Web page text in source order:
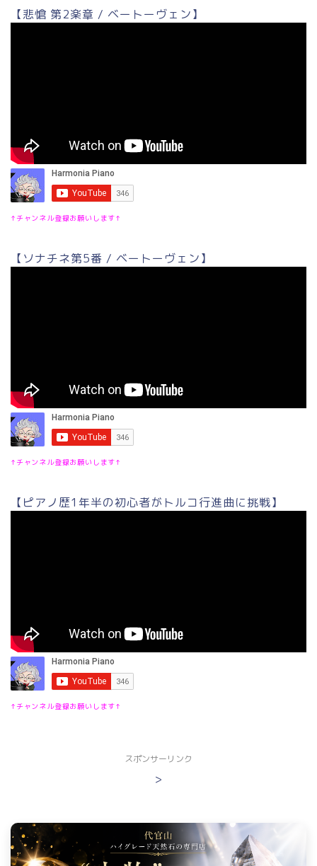
【悲愴 第2楽章 / ベートーヴェン】
↑チャンネル登録お願いします↑
【ソナチネ第5番 / ベートーヴェン】
↑チャンネル登録お願いします↑
【ピアノ歴1年半の初心者がトルコ行進曲に挑戦】
↑チャンネル登録お願いします↑
スポンサーリンク
>